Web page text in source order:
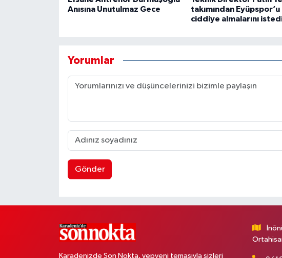
Anısına Unutulmaz Gece
takımından Eyüpspor’u
ciddiye almalarını
Yorumlar
Gönder
Karadenizde Son Nokta, yepyeni temasıyla sizleri